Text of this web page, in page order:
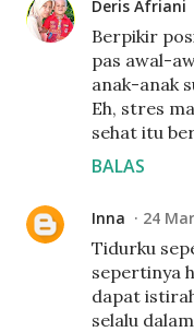
Deris Afriani
Berpikir
pas awal-
anak-anak
Eh, stres
sehat itu
BALAS
Inna 24
Tidurku
sepertinya
dapat
selalu